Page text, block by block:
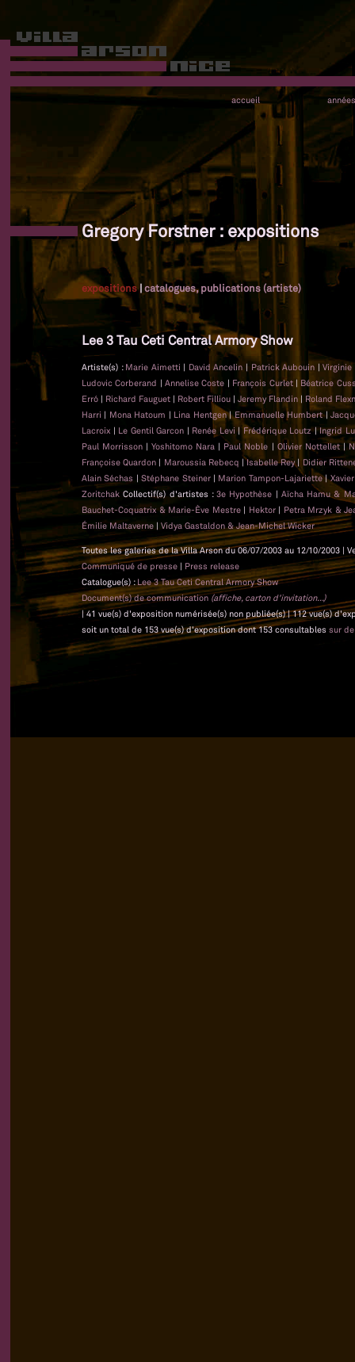
accueil années
Gregory Forstner : expositions
expositions|catalogues, publications (artiste)
Lee 3 Tau Ceti Central Armory Show
Artiste(s) : Marie Aimetti | David Ancelin | Patrick Aubouin |
Ludovic Corberand |Annelise Coste | François Curlet | Béatrice
Erró | Richard Fauguet | Robert Filliou |Jeremy Flandin | Roland
Harri | Mona Hatoum | Lina Hentgen|Emmanuelle Humbert|
Lacroix | Le Gentil Garcon | Renée Levi| Frédérique Loutz|Ingrid
Paul Morrisson |Yoshitomo Nara | Paul Noble | Olivier Nottellet|
Françoise Quardon | Maroussia Rebecq |Isabelle Rey| Didier
Alain Séchas |Stéphane Steiner | Marion Tampon-Lajariette|
ZoritchakCollectif(s) d'artistes :3e Hypothèse | Aïcha Hamu &
Bauchet-Coquatrix & Marie-Ève Mestre | Hektor | Petra Mrzyk &
Émilie Maltaverne | Vidya Gastaldon & Jean-Michel Wicker
Toutes les galeries de la Villa Arson du 06/07/2003 au 12/10/2003 |
Communiqué de presse | Press release
Catalogue(s) :Lee 3 Tau Ceti Central Armory Show
Document(s) de communication (affiche, carton d'invitation...)
| 41 vue(s) d'exposition numérisée(s) non publiée(s) | 112 vue(s)
soit un total de 153 vue(s) d'exposition dont 153 consultables sur